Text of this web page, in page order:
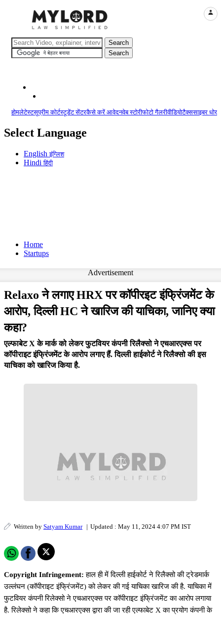
होमलेटेस्टसुप्रीम कोर्टस्टूडेंट सेंटरकैसे करें आवेदनवेब स्टोरीफोटो गैलरीवीडियोटैक्ससाइबर
Select Language
Englishइंग्लिश
Hindiहिंदी
Home
Startups
Advertisement
Relaxo ने लगाए HRX पर कॉपीरइट इंफ्रिंजमेंट के
आरोप, दिल्ली HC ने खारिज की याचिका, जानिए क्या
कहा?
एल्फाबेट X के मार्क को लेकर फुटवियर कंपनी रिलैक्सो ने एचआरएक्स पर
कॉपीराइट इंफ्रिंजमेंट के आरोप लगाए हैं. दिल्ली हाईकोर्ट ने रिलैक्सो की इस
याचिका को खारिज किया है.
Written by Satyam Kumar | Updated : May 11, 2024 4:07 PM IST
Copyright Infringement:हाल ही में दिल्ली हाईकोर्ट ने रिलैक्सो की ट्रेडमार्क
उल्लंघन (कॉपीराइट इंफ्रिंजमेंट) को लेकर की गई याचिका खारिज की है. याचिका में
फुटवियर कंपनी रिलेक्सो ने एचआरएक्स पर कॉपीराइट इंफ्रिंजमेंट का आरोप लगाया
है. रिलेक्सो ने कहा कि एचआरएक्स द्वारा की जा रही एल्फाबेट X का प्रयोग कंपनी के